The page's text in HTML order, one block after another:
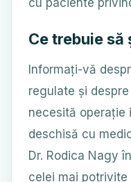
cu paciente
Ce trebuie
Informați-vă
regulate și
necesită operație
deschisă cu
Dr. Rodica Nagy
celei mai